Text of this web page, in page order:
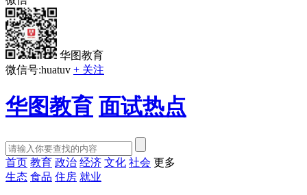
华图教育
微信号:huatuv + 关注
华图教育 面试热点
首页 教育 政治 经济 文化 社会 更多
生态 食品 住房 就业